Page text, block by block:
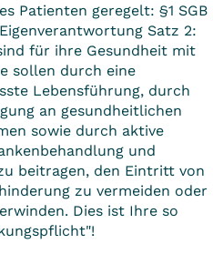
Patienten geregelt: §1 SGB
Satz 2:
für ihre Gesundheit mit
sollen durch eine
Lebensführung, durch
an gesundheitlichen
sowie durch aktive
und
beitragen, den Eintritt von
zu vermeiden oder
Dies ist Ihre so